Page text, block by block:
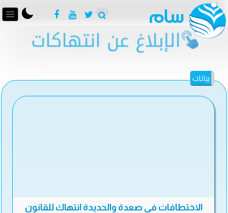
بيانات
الاختطافات في صعدة والحديدة انتهاك للقانون